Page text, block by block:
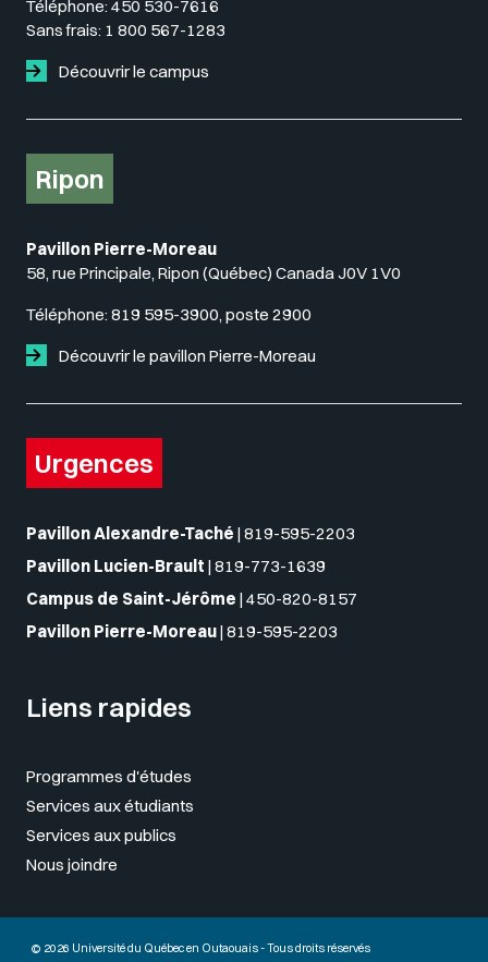
Téléphone: 450 530-7616
Sans frais: 1 800 567-1283
Découvrir le campus
Ripon
Pavillon Pierre-Moreau
58, rue Principale, Ripon (Québec) Canada J0V 1V0
Téléphone: 819 595-3900, poste 2900
Découvrir le pavillon Pierre-Moreau
Urgences
Pavillon Alexandre-Taché | 819-595-2203
Pavillon Lucien-Brault | 819-773-1639
Campus de Saint-Jérôme | 450-820-8157
Pavillon Pierre-Moreau| 819-595-2203
Liens rapides
Programmes d'études
Services aux étudiants
Services aux publics
Nous joindre
© 2026 Université du Québec en Outaouais - Tous droits réservés